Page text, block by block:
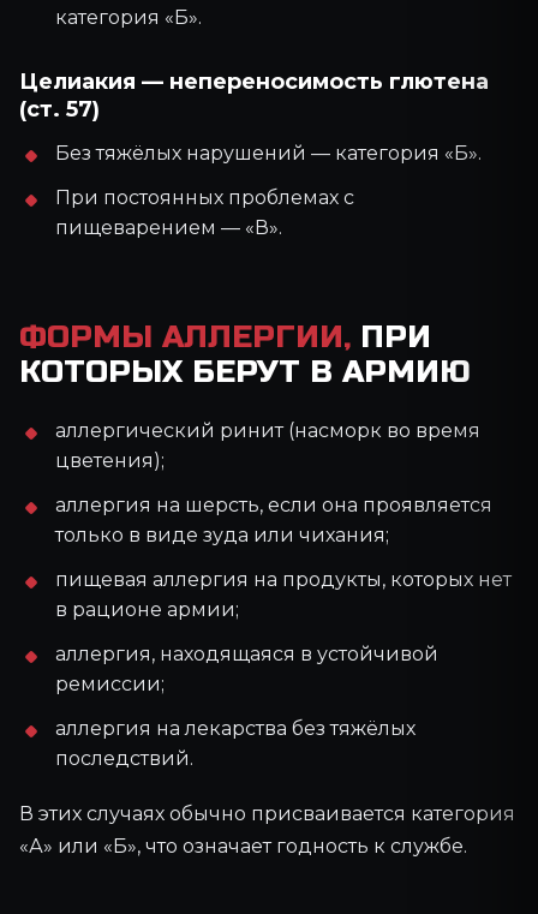
категория «Б».
Целиакия — непереносимость глютена
(ст. 57)
Без тяжёлых нарушений — категория «Б».
При постоянных проблемах с
пищеварением — «В».
ФОРМЫ АЛЛЕРГИИ, ПРИ
КОТОРЫХ БЕРУТ В АРМИЮ
аллергический ринит (насморк во время
цветения);
аллергия на шерсть, если она проявляется
только в виде зуда или чихания;
пищевая аллергия на продукты, которых нет
в рационе армии;
аллергия, находящаяся в устойчивой
ремиссии;
аллергия на лекарства без тяжёлых
последствий.
В этих случаях обычно присваивается категория
«А» или «Б», что означает годность к службе.
ОСТАЛИСЬ ВОПРОСЫ
ПО ВАШЕЙ СИТУАЦИИ?
ваш случай и подскажет, какие
поотсрочке
ВАШЕ ИМЯ
ВАШ НОМЕР